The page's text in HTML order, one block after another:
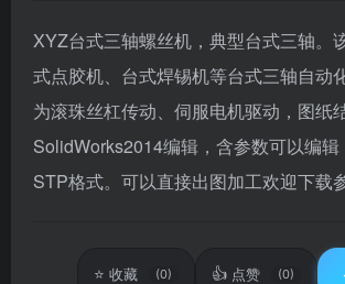
XYZ台式三轴螺丝机，典型台式三轴。
式点胶机、台式焊锡机等台式三轴自动
为滚珠丝杠传动、伺服电机驱动，图纸
SolidWorks2014编辑，含参数可以编辑
STP格式。可以直接出图加工欢迎下载参
⭐ 收藏 (0) 👍 点赞 (0)